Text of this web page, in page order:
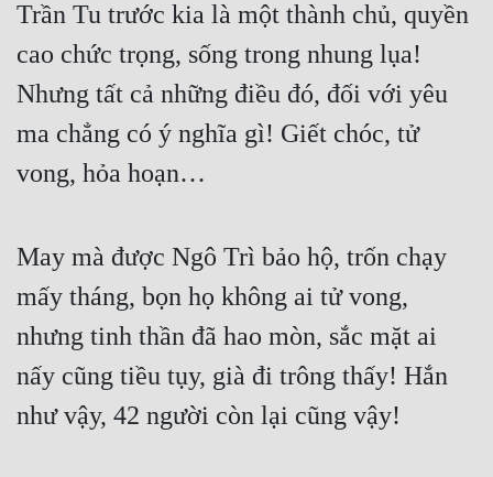
Xa Lộ Dịch
Cung Đấu
Cạnh Kỹ
Cổ Tiên Hiệp
Dị Giới
Dị Năng
Trần Tu trước kia là một thành chủ, quyền
cao chức trọng, sống trong nhung lụa!
Nhưng tất cả những điều đó, đối với yêu
ma chẳng có ý nghĩa gì! Giết chóc, tử
vong, hỏa hoạn…
May mà được Ngô Trì bảo hộ, trốn chạy
mấy tháng, bọn họ không ai tử vong,
nhưng tinh thần đã hao mòn, sắc mặt ai
nấy cũng tiều tụy, già đi trông thấy! Hắn
như vậy, 42 người còn lại cũng vậy!